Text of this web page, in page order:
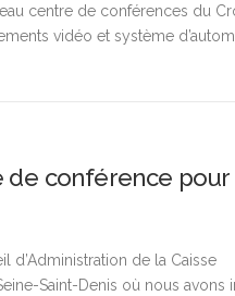
centre de conférences du
vidéo et système
de conférence pour
d’Administration de la Caisse
Saint-Denis où nous avons